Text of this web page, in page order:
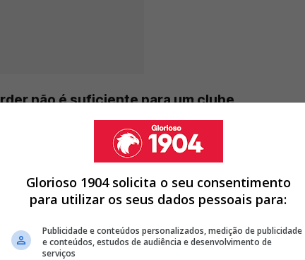
não é suficiente para um clube
NÃO TEM DINHEIRO PARA CONVENCER BENFICA POR TRUBIN
REDES AO PORTO PARA DAR A MARCO SILVA
E BENFICA JÁ DEFINIU VALOR PARA VENDER GUARDA-
Glorioso 1904 solicita o seu consentimento
para utilizar os seus dados pessoais para:
Publicidade e conteúdos personalizados, medição de publicidade
e conteúdos, estudos de audiência e desenvolvimento de
serviços